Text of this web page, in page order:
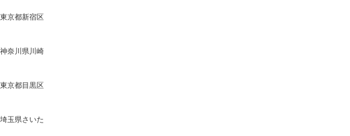
京都新宿区
奈川県川崎
京都目黒区
玉県さいた